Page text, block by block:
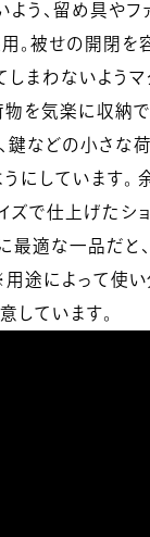
う、留め具やフ
。被せの開閉を
しまわないようマ
物を気楽に収納
鍵などの小さな
にしています。
ズで仕上げたシ
最適な一品だと
用途によって使
しています。